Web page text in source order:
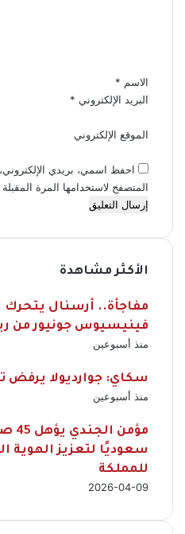
الاسم *
البريد الإلكتروني *
الموقع الإلكتروني
احفظ اسمي، بريدي
المتصفح لاستخدامها المرة
الأكثر مشاهدة
مفاجأة.. أرسنال يتحرك
فينيسيوس جونيور من
منذ أسبوعين
سكاي: جوارديولا يرفض
منذ أسبوعين
سعوديًا لتعزيز الهوية
للمملكة
2026-04-09